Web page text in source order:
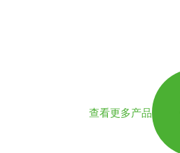
查看更多产品